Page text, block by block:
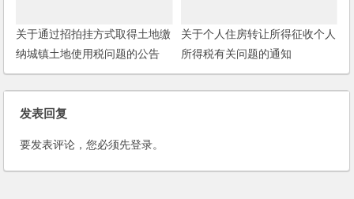
关于通过招拍挂方式取得土地缴
纳城镇土地使用税问题的公告
关于个人住房转让所得征收个人
所得税有关问题的通知
发表回复
要发表评论，您必须先登录。